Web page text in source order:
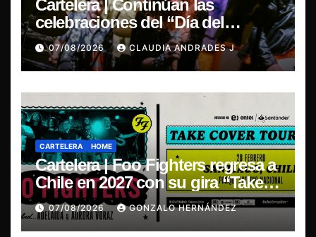
Cartelera | Continúan las
celebraciones del “Día del
Blues”, La Rox se presentará este
sábado en Concepción
07/08/2026 CLAUDIA ANDRADES J
CARTELERA HOME
Cartelera | Foo Fighters regresa a
Chile en 2027 con su gira “Take
Cover Tour 2027”
07/08/2026 GONZALO HERNÁNDEZ